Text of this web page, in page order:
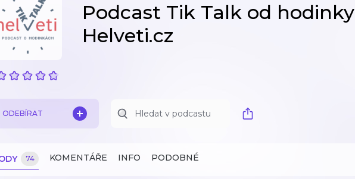
Podcast Tik Talk od hodinky
Helveti.cz
ODEBÍRAT
74 KOMENTÁŘE INFO PODOBNÉ